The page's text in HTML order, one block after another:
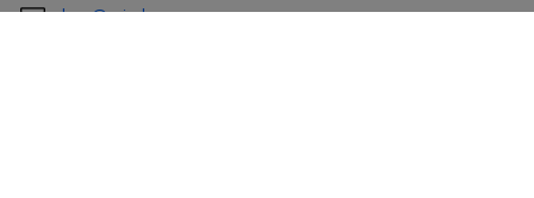
shop@mireks.ru